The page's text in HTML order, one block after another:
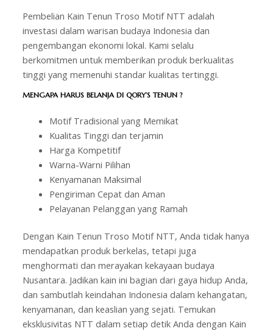
Pembelian Kain Tenun Troso Motif NTT adalah
investasi dalam warisan budaya Indonesia dan
pengembangan ekonomi lokal. Kami selalu
berkomitmen untuk memberikan produk berkualitas
tinggi yang memenuhi standar kualitas tertinggi.
MENGAPA HARUS BELANJA DIQORY’S TENUN ?
Motif Tradisional yang Memikat
Kualitas Tinggi dan terjamin
Harga Kompetitif
Warna-Warni Pilihan
Kenyamanan Maksimal
Pengiriman Cepat dan Aman
Pelayanan Pelanggan yang Ramah
Dengan Kain Tenun Troso Motif NTT, Anda tidak hanya
mendapatkan produk berkelas, tetapi juga
menghormati dan merayakan kekayaan budaya
Nusantara. Jadikan kain ini bagian dari gaya hidup Anda,
dan sambutlah keindahan Indonesia dalam kehangatan,
kenyamanan, dan keaslian yang sejati. Temukan
eksklusivitas NTT dalam setiap detik Anda dengan Kain